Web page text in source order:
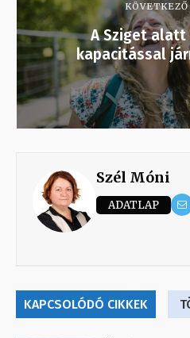
A Sziget
kapacitással
Szél Móni
ADATLAP
KAPCSOLÓDÓ CIKKEK